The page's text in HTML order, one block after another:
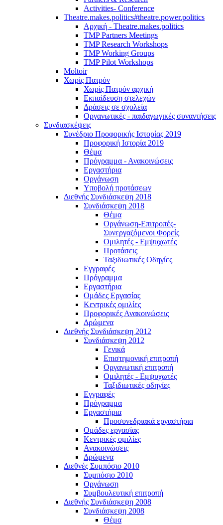
Activities- Conference
Theatre.makes.politics#theatre.power.politics
Αρχική - Theatre.makes.politics
TMP Partners Meetings
TMP Research Workshops
TMP Working Groups
TMP Pilot Workshops
Moltoir
Χωρίς Πατρόν
Χωρίς Πατρόν αρχική
Εκπαίδευση στελεχών
Δράσεις σε σχολεία
Οργανωτικές - παιδαγωγικές συναντήσεις
Συνδιασκέψεις
Συνέδριο Προφορικής Ιστορίας 2019
Προφορική Ιστορία 2019
Θέμα
Πρόγραμμα - Ανακοινώσεις
Εργαστήρια
Οργάνωση
Υποβολή προτάσεων
Διεθνής Συνδιάσκεψη 2018
Συνδιάσκεψη 2018
Θέμα
Οργάνωση-Επιτροπές-
Συνεργαζόμενοι Φορείς
Ομιλητές - Εμψυχωτές
Προτάσεις
Ταξιδιωτικές Οδηγίες
Εγγραφές
Πρόγραμμα
Εργαστήρια
Ομάδες Εργασίας
Κεντρικές ομιλίες
Προφορικές Ανακοινώσεις
Δρώμενα
Διεθνής Συνδιάσκεψη 2012
Συνδιάσκεψη 2012
Γενικά
Επιστημονική επιτροπή
Οργανωτική επιτροπή
Ομιλητές - Εμψυχωτές
Ταξιδιωτικές οδηγίες
Εγγραφές
Πρόγραμμα
Εργαστήρια
Προσυνεδριακά εργαστήρια
Ομάδες εργασίας
Κεντρικές ομιλίες
Ανακοινώσεις
Δρώμενα
Διεθνές Συμπόσιο 2010
Συμπόσιο 2010
Οργάνωση
Συμβουλευτική επιτροπή
Διεθνής Συνδιάσκεψη 2008
Συνδιάσκεψη 2008
Θέμα